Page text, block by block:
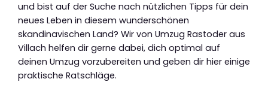
und bist auf der Suche nach nützlichen Tipps für dein
neues Leben in diesem wunderschönen
skandinavischen Land? Wir von Umzug Rastoder aus
Villach helfen dir gerne dabei, dich optimal auf
deinen Umzug vorzubereiten und geben dir hier einige
praktische Ratschläge.